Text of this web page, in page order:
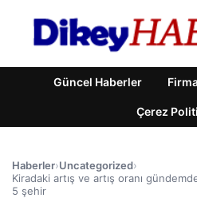
Güncel Haberler
Çerez
Haberler›Uncategorized›
Kiradaki artış ve artış oranı
5 şehir